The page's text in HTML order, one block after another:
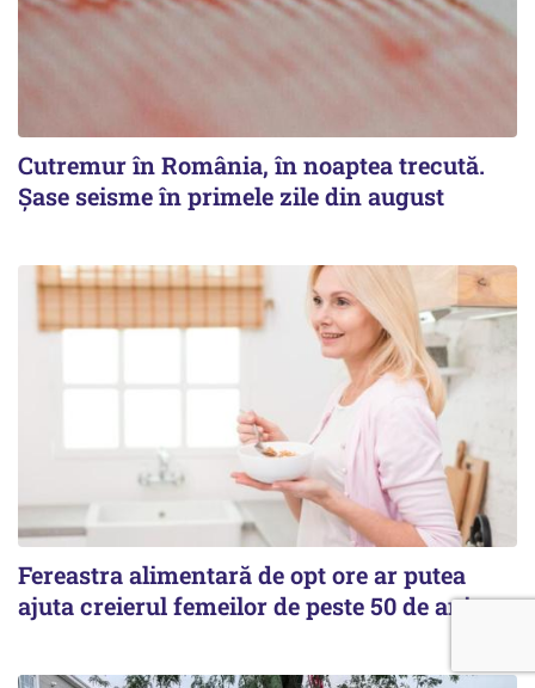
Cutremur în România, în noaptea trecută.
Șase seisme în primele zile din august
Fereastra alimentară de opt ore ar putea
ajuta creierul femeilor de peste 50 de ani